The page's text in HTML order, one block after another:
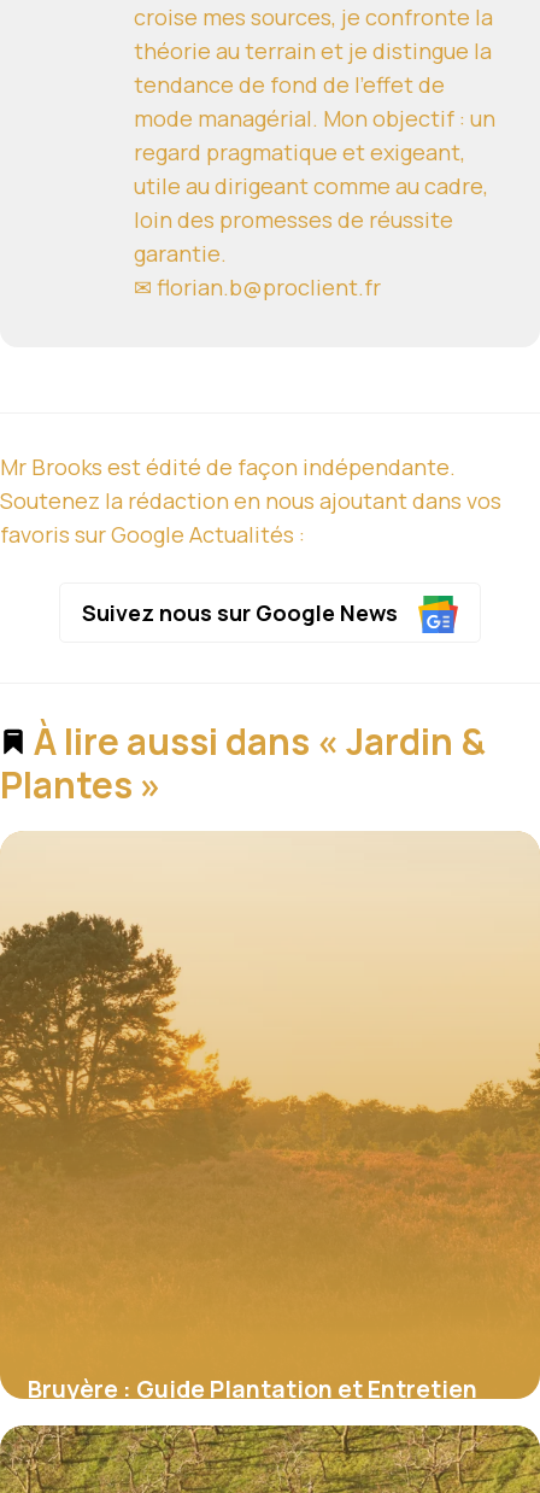
croise mes sources, je confronte la
théorie au terrain et je distingue la
tendance de fond de l'effet de
mode managérial. Mon objectif : un
regard pragmatique et exigeant,
utile au dirigeant comme au cadre,
loin des promesses de réussite
garantie.
✉ florian.b@proclient.fr
Mr Brooks est édité de façon indépendante.
Soutenez la rédaction en nous ajoutant dans vos
favoris sur Google Actualités :
Suivez nous sur Google News
À lire aussi dans « Jardin &
Plantes »
Bruyère : Guide Plantation et Entretien
2026
9 juillet 2026